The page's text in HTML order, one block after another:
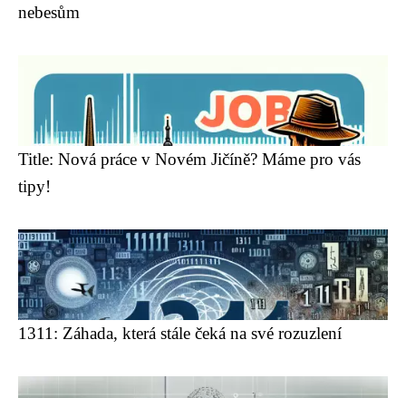
nebesům
Title: Nová práce v Novém Jičíně? Máme pro vás
tipy!
1311: Záhada, která stále čeká na své rozuzlení